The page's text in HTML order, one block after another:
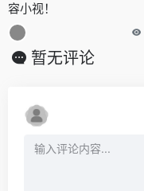
容小视！
暂无评论